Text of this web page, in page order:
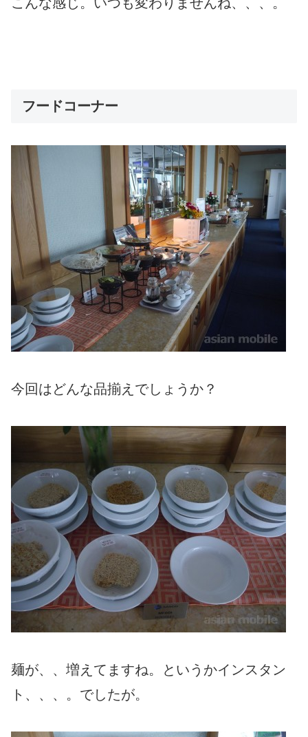
フードコーナー
今回はどんな品揃えでしょうか？
麺が、、増えてますね。というかインスタン
ト、、、。でしたが。